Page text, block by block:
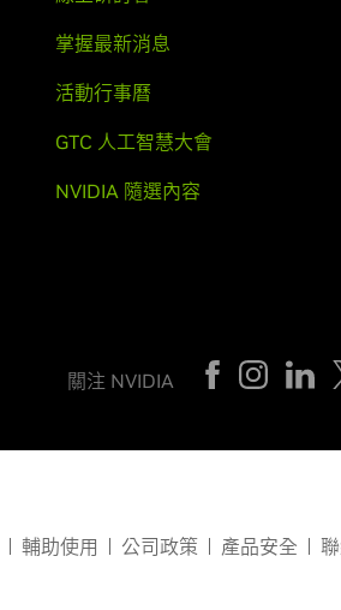
掌握最新消息
活動行事曆
GTC 人工智慧大會
NVIDIA 隨選內容
關注 NVIDIA
輔助使用 公司政策 產品安全